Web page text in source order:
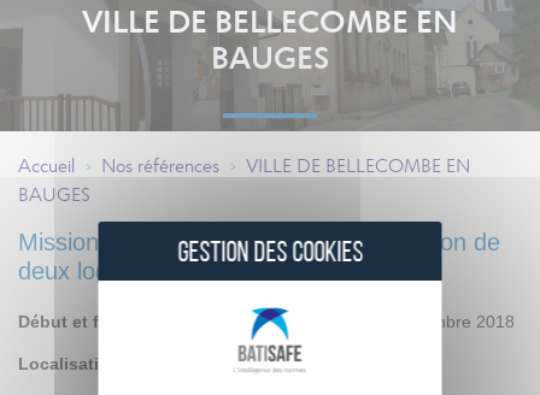
VILLE DE BELLECOMBE EN
BAUGES
Accueil > Nos références > VILLE DE BELLECOMBE EN
BAUGES
Mission confiée à BatiSafe : Réhabilitation de
deux logements
Début et fin de la mission : septembre 2017 – septembre 2018
Localisation : Bellecombe en Bauges (73)
GESTION DES COOKIES